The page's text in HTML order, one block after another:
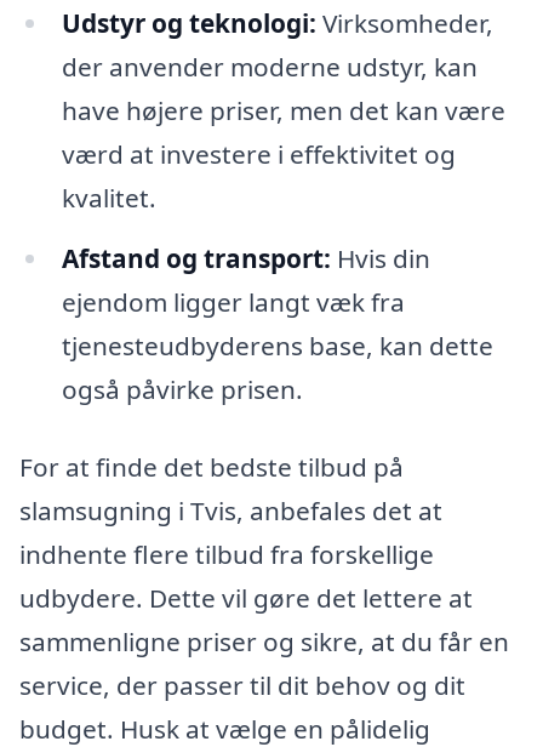
Udstyr og teknologi: Virksomheder,
der anvender moderne udstyr, kan
have højere priser, men det kan være
værd at investere i effektivitet og
kvalitet.
Afstand og transport: Hvis din
ejendom ligger langt væk fra
tjenesteudbyderens base, kan dette
også påvirke prisen.
For at finde det bedste tilbud på
slamsugning i Tvis, anbefales det at
indhente flere tilbud fra forskellige
udbydere. Dette vil gøre det lettere at
sammenligne priser og sikre, at du får en
service, der passer til dit behov og dit
budget. Husk at vælge en pålidelig